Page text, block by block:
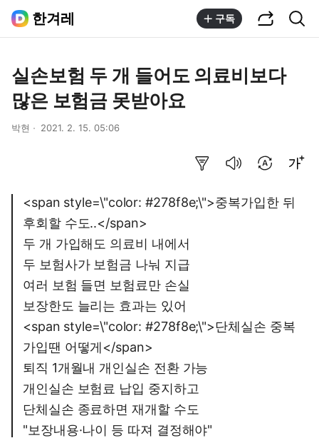
한겨레 구독
실손보험 두 개 들어도 의료비보다
많은 보험금 못받아요
박현 2021. 2. 15. 05:06
<span style=\"color: #278f8e;\">중복가입한 뒤
후회할 수도..</span>
두 개 가입해도 의료비 내에서
두 보험사가 보험금 나눠 지급
여러 보험 들면 보험료만 손실
보장한도 늘리는 효과는 있어
<span style=\"color: #278f8e;\">단체실손 중복
가입땐 어떻게</span>
퇴직 1개월내 개인실손 전환 가능
개인실손 보험료 납입 중지하고
단체실손 종료하면 재개할 수도
"보장내용·나이 등 따져 결정해야"